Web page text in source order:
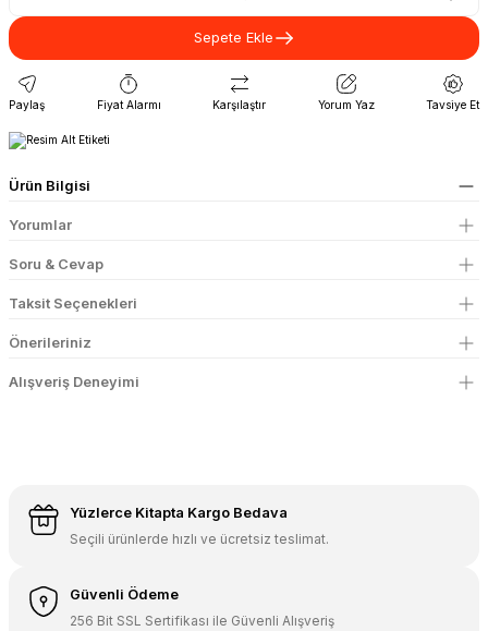
Sepete Ekle
Paylaş Fiyat Alarmı Karşılaştır Yorum Yaz Tavsiye Et
Ürün Bilgisi
Yorumlar
Soru & Cevap
Taksit Seçenekleri
Önerileriniz
Alışveriş Deneyimi
Yüzlerce Kitapta Kargo Bedava
Seçili ürünlerde hızlı ve ücretsiz teslimat.
Güvenli Ödeme
256 Bit SSL Sertifikası ile Güvenli Alışveriş